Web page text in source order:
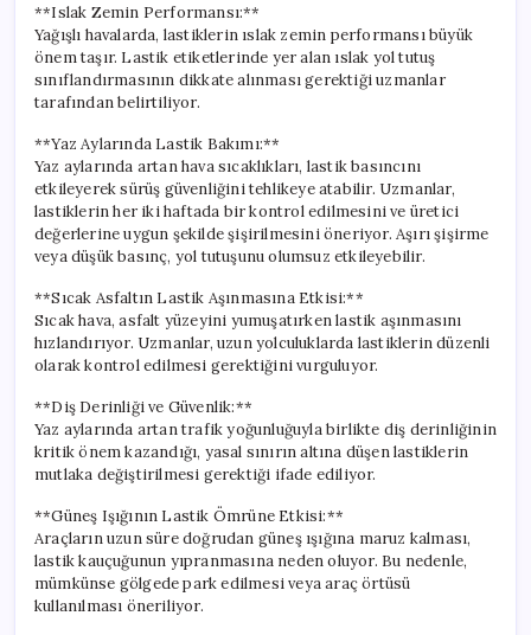
**Islak Zemin Performansı:**
Yağışlı havalarda, lastiklerin ıslak zemin performansı büyük
önem taşır. Lastik etiketlerinde yer alan ıslak yol tutuş
sınıflandırmasının dikkate alınması gerektiği uzmanlar
tarafından belirtiliyor.
**Yaz Aylarında Lastik Bakımı:**
Yaz aylarında artan hava sıcaklıkları, lastik basıncını
etkileyerek sürüş güvenliğini tehlikeye atabilir. Uzmanlar,
lastiklerin her iki haftada bir kontrol edilmesini ve üretici
değerlerine uygun şekilde şişirilmesini öneriyor. Aşırı şişirme
veya düşük basınç, yol tutuşunu olumsuz etkileyebilir.
**Sıcak Asfaltın Lastik Aşınmasına Etkisi:**
Sıcak hava, asfalt yüzeyini yumuşatırken lastik aşınmasını
hızlandırıyor. Uzmanlar, uzun yolculuklarda lastiklerin düzenli
olarak kontrol edilmesi gerektiğini vurguluyor.
**Diş Derinliği ve Güvenlik:**
Yaz aylarında artan trafik yoğunluğuyla birlikte diş derinliğinin
kritik önem kazandığı, yasal sınırın altına düşen lastiklerin
mutlaka değiştirilmesi gerektiği ifade ediliyor.
**Güneş Işığının Lastik Ömrüne Etkisi:**
Araçların uzun süre doğrudan güneş ışığına maruz kalması,
lastik kauçuğunun yıpranmasına neden oluyor. Bu nedenle,
mümkünse gölgede park edilmesi veya araç örtüsü
kullanılması öneriliyor.